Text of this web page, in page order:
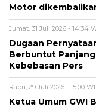
Motor
Jumat, 31 Juli 2026 - 14:34
Dugaan
Berbuntut
Kebebasan Pers
Rabu, 29 Juli 2026 - 15:00
Ketua Umum GWI